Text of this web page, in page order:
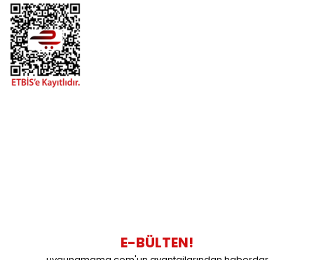
E-BÜLTEN!